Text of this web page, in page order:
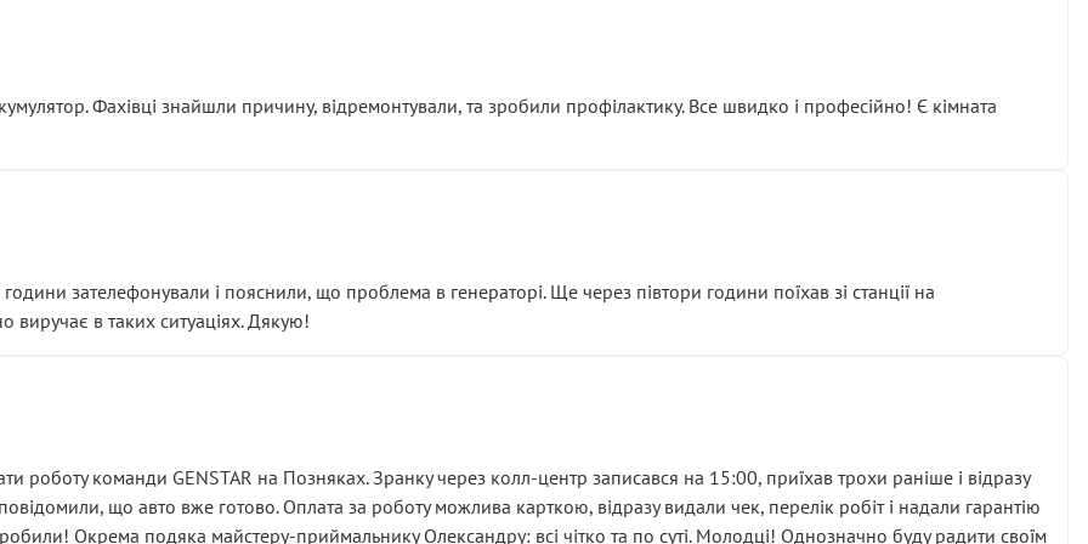
із головним гальмівним циліндром у зборі.
і тоді сервіс наче справив хороше враження. Але згодом знайшов декілька гайок під лобовим склом. Мені
хвилюватися. ( надіюсь новий власник, не застяг в полі))
підірвав.
а “аби швидше і дорожче”. Саме це і псує загальне враження та бажання повертатися.
Фахівці знайшли причину, відремонтували, та зробили профілактику. Все швидко і професійно! Є кімната
зателефонували і пояснили, що проблема в генераторі. Ще через півтори години поїхав зі станції на
виручає в таких ситуаціях. Дякую!
роботу команди GENSTAR на Позняках. Зранку через колл-центр записався на 15:00, приїхав трохи раніше і відразу
що авто вже готово. Оплата за роботу можлива карткою, відразу видали чек, перелік робіт і надали гарантію
Окрема подяка майстеру-приймальнику Олександру: всі чітко та по суті. Молодці! Однозначно буду радити своїм